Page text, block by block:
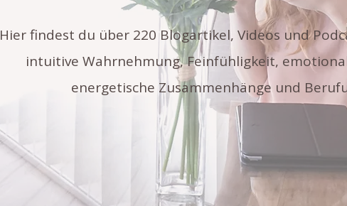
Hier findest du über 220 Blogartikel, Videos und
intuitive Wahrnehmung, Feinfühligkeit,
energetische Zusammenhänge und